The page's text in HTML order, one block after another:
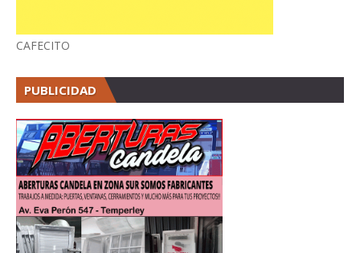
CAFECITO
PUBLICIDAD